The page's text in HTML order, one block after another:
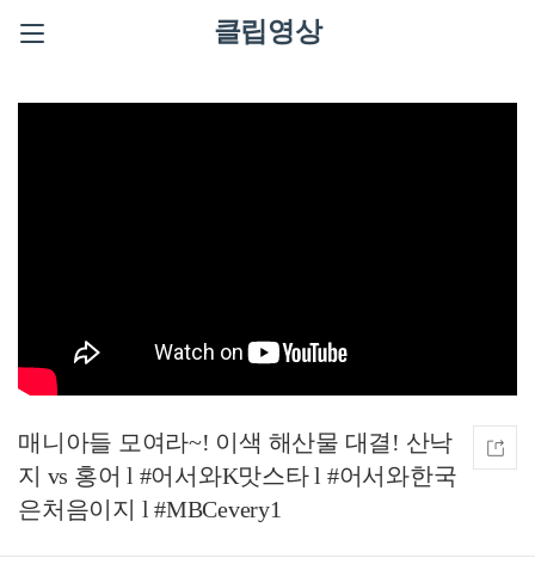
클립영상
매니아들 모여라~! 이색 해산물 대결! 산낙
지 vs 홍어 l #어서와K맛스타 l #어서와한국
은처음이지 l #MBCevery1